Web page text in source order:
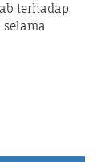
terhadap
selama